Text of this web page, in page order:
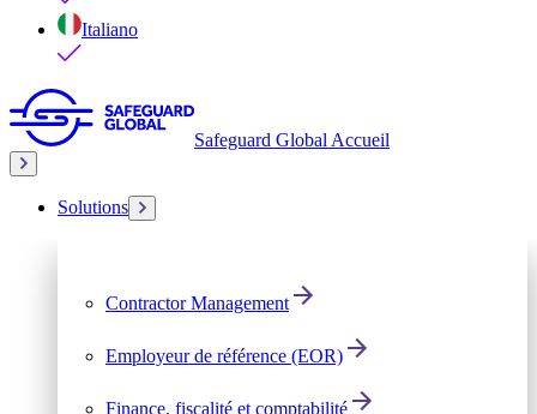
Italiano
Safeguard Global Accueil
Solutions
Contractor Management
Employeur de référence (EOR)
Finance, fiscalité et comptabilité